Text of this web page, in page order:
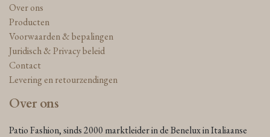
Over ons
Producten
Voorwaarden & bepalingen
Juridisch & Privacy beleid
Contact
Levering en retourzendingen
Over ons
Patio Fashion, sinds 2000 marktleider in de Benelux in Italiaanse